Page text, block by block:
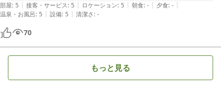
基本的な利用は複数泊の中〜長期滞在かと思われますが
ミニキッチン・食器・電子レンジなども一通りありますので
ホームパーティー等で利用するシーンなどの使い方もあるかと思いま
す。
チェックイン〜チェックアウトまで受付にある専用タブレットで完結す
るので
そのあたりも今の時代にあっていると思いました。
部屋: 5 | 接客・サービス: 5 | ロケーション: 5 | 朝食: - | 夕食: - |
温泉・お風呂: 5 | 設備: 5 | 清潔さ: -
70
もっと見る